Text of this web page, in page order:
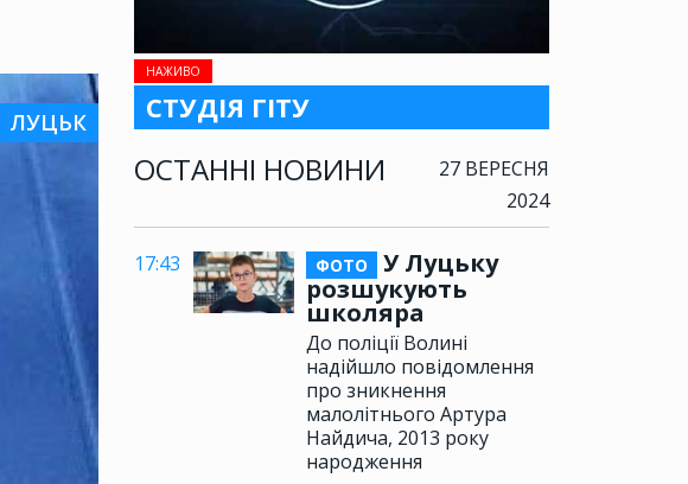
НАЖИВО
СТУДІЯ ГІТУ
ОСТАННІ НОВИНИ
27 ВЕРЕСНЯ
2024
17:43 ФОТО
У Луцьку
розшукують
школяра
До поліції Волині
надійшло повідомлення
про зникнення
малолітнього Артура
Найдича, 2013 року
народження
ЛУЦЬК